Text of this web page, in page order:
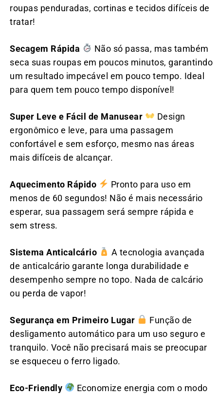
roupas penduradas, cortinas e tecidos difíceis de
tratar!
Secagem Rápida
Não só passa, mas também
seca suas roupas em poucos minutos, garantindo
um resultado impecável em pouco tempo. Ideal
para quem tem pouco tempo disponível!
Super Leve e Fácil de Manusear
Design
ergonômico e leve, para uma passagem
confortável e sem esforço, mesmo nas áreas
mais difíceis de alcançar.
Aquecimento Rápido
Pronto para uso em
menos de 60 segundos! Não é mais necessário
esperar, sua passagem será sempre rápida e
sem stress.
Sistema Anticalcário
A tecnologia avançada
de anticalcário garante longa durabilidade e
desempenho sempre no topo. Nada de calcário
ou perda de vapor!
Segurança em Primeiro Lugar
Função de
desligamento automático para um uso seguro e
tranquilo. Você não precisará mais se preocupar
se esqueceu o ferro ligado.
Eco-Friendly
Economize energia com o modo